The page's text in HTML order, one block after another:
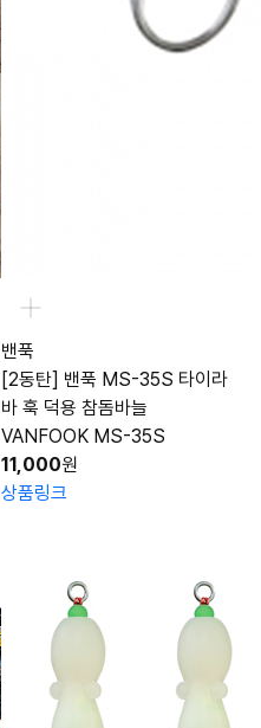
밴푹
[2동탄] 밴푹 MS-35S 타이라
바 훅 덕용 참돔바늘
VANFOOK MS-35S
11,000원
상품링크